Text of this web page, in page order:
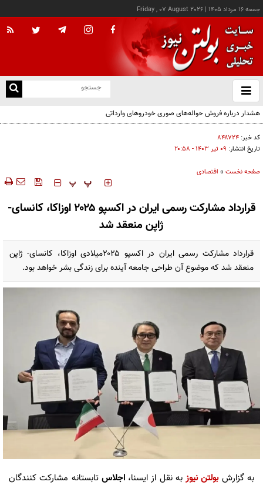
جمعه ۱۶ مرداد ۱۴۰۵ |
Friday , 07 August 2026
باز
و
هشدار درباره فروش حواله‌های صوری خودروهای وارداتی
کد خبر: ۸۴۸۷۲۴
تاریخ انتشار: ۰۹ تير ۱۴۰۳ - ۲۰:۵۸
صفحه نخست » اقتصادی
‍‍‍ پ پ
قرارداد مشارکت رسمی ایران در اکسپو ۲۰۲۵ اوزاکا، کانسای-
ژاپن منعقد شد
قرارداد مشارکت رسمی ایران در اکسپو ۲۰۲۵میلادی اوزاکا، کانسای- ژاپن
منعقد شد که موضوع آن طراحی جامعه آینده برای زندگی بشر خواهد بود.
به گزارش بولتن نیوزبه نقل از ایسنا،اجلاستابستانه مشارکت کنندگان